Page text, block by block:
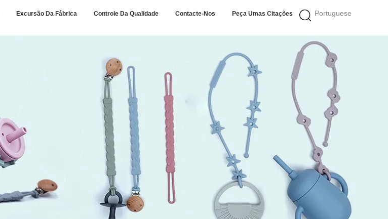
Portuguese
Excursão Da Fábrica Controle Da Qualidade Contacte-Nos Peça Umas Citações